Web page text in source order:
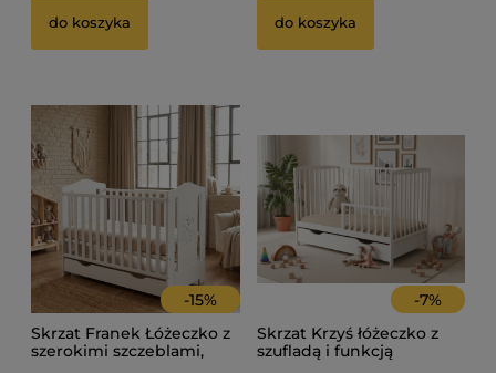
do koszyka do koszyka
-15%
Skrzat Franek Łóżeczko z
szerokimi szczeblami,
-7%
Skrzat Krzyś łóżeczko z
szufladą i funkcją